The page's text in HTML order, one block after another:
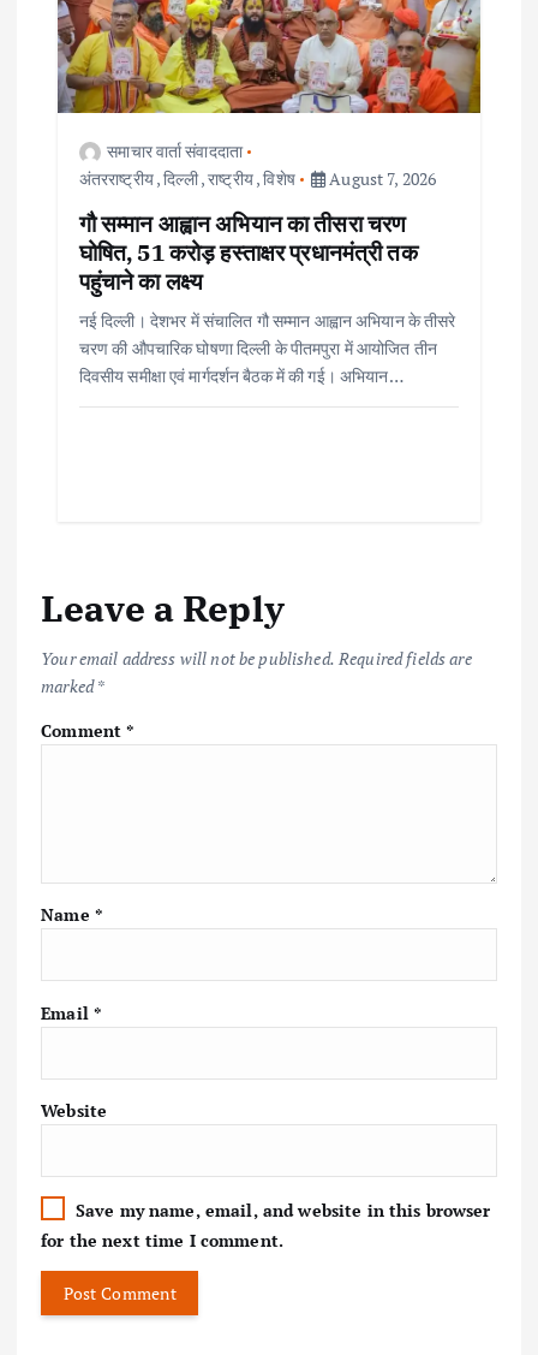
समाचार वार्ता संवाददाता
अंतरराष्ट्रीय,दिल्ली,राष्ट्रीय,विशेष August 7, 2026
गौ सम्मान आह्वान अभियान का तीसरा चरण
घोषित, 51 करोड़ हस्ताक्षर प्रधानमंत्री तक
पहुंचाने का लक्ष्य
नई दिल्ली। देशभर में संचालित गौ सम्मान आह्वान अभियान के तीसरे
चरण की औपचारिक घोषणा दिल्ली के पीतमपुरा में आयोजित तीन
दिवसीय समीक्षा एवं मार्गदर्शन बैठक में की गई। अभियान…
Leave a Reply
Your email address will not be published. Required fields are
marked*
Comment*
Name *
Email *
Website
Save my name, email, and website in this browser
for the next time I comment.